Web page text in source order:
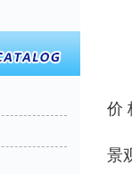
价
景